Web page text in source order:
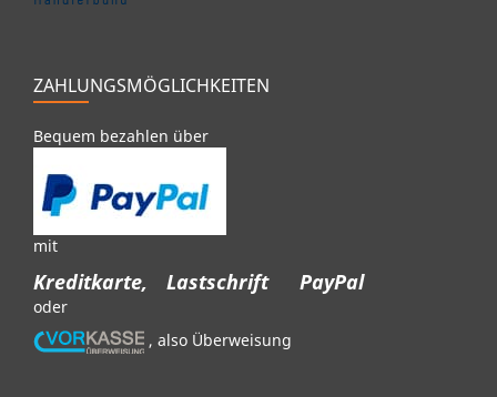
ZAHLUNGSMÖGLICHKEITEN
Bequem bezahlen über
mit
Kreditkarte, Lastschrift PayPal
oder
, also Überweisung